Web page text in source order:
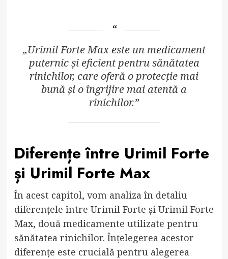
„Urimil Forte Max este un medicament
puternic și eficient pentru sănătatea
rinichilor, care oferă o protecție mai
bună și o îngrijire mai atentă a
rinichilor.”
Diferențe între Urimil Forte
și Urimil Forte Max
În acest capitol, vom analiza în detaliu
diferențele între Urimil Forte și Urimil Forte
Max, două medicamente utilizate pentru
sănătatea rinichilor. Înțelegerea acestor
diferențe este crucială pentru alegerea